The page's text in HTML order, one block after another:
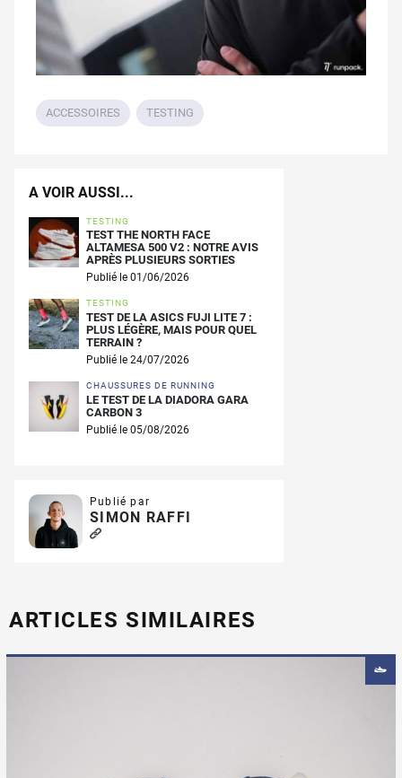
ACCESSOIRES TESTING
A VOIR AUSSI...
TESTING
TEST THE NORTH FACE
ALTAMESA 500 V2 : NOTRE AVIS
APRÈS PLUSIEURS SORTIES
Publié le 01/06/2026
TESTING
TEST DE LA ASICS FUJI LITE 7 :
PLUS LÉGÈRE, MAIS POUR QUEL
TERRAIN ?
Publié le 24/07/2026
CHAUSSURES DE RUNNING
LE TEST DE LA DIADORA GARA
CARBON 3
Publié le 05/08/2026
Publié par
SIMON RAFFI
ARTICLES SIMILAIRES